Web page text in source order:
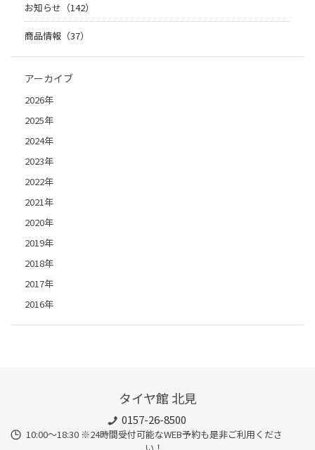
お知らせ（142）
商品情報（37）
アーカイブ
2026年
2025年
2024年
2023年
2022年
2021年
2020年
2019年
2018年
2017年
2016年
タイヤ館 北見
0157-26-8500
10:00～18:30 ※24時間受付可能なWEB予約も是非ご利用くださ